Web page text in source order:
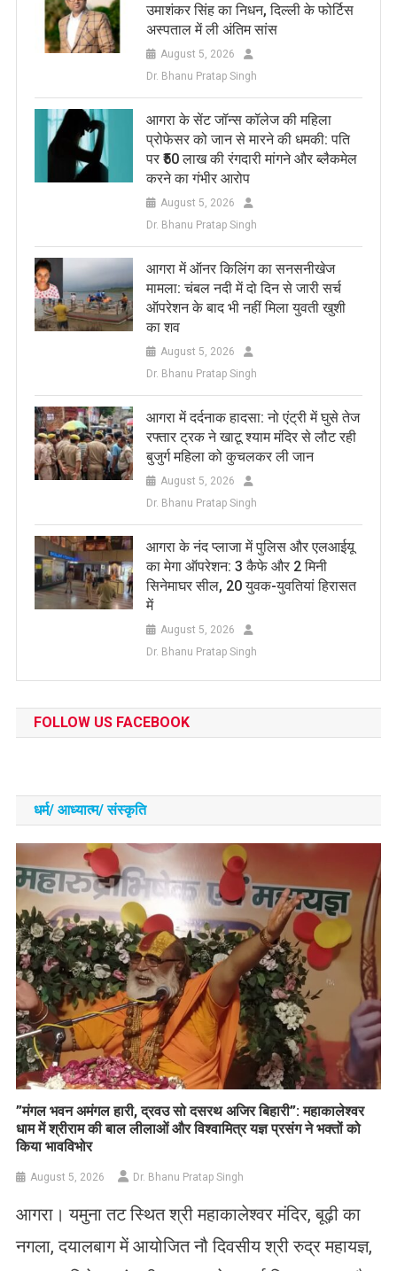
उमाशंकर सिंह का निधन, दिल्ली के फोर्टिस
अस्पताल में ली अंतिम सांस
August 5, 2026
Dr. Bhanu Pratap Singh
आगरा के सेंट जॉन्स कॉलेज की महिला
प्रोफेसर को जान से मारने की धमकी: पति
पर ₹50 लाख की रंगदारी मांगने और ब्लैकमेल
करने का गंभीर आरोप
August 5, 2026
Dr. Bhanu Pratap Singh
आगरा में ऑनर किलिंग का सनसनीखेज
मामला: चंबल नदी में दो दिन से जारी सर्च
ऑपरेशन के बाद भी नहीं मिला युवती खुशी
का शव
August 5, 2026
Dr. Bhanu Pratap Singh
आगरा में दर्दनाक हादसा: नो एंट्री में घुसे तेज
रफ्तार ट्रक ने खाटू श्याम मंदिर से लौट रही
बुजुर्ग महिला को कुचलकर ली जान
August 5, 2026
Dr. Bhanu Pratap Singh
आगरा के नंद प्लाजा में पुलिस और एलआईयू
का मेगा ऑपरेशन: 3 कैफे और 2 मिनी
सिनेमाघर सील, 20 युवक-युवतियां हिरासत
में
August 5, 2026
Dr. Bhanu Pratap Singh
FOLLOW US FACEBOOK
धर्म/ आध्‍यात्‍म/ संस्‍कृति
​”मंगल भवन अमंगल हारी, द्रवउ सो दसरथ अजिर बिहारी”: महाकालेश्वर
धाम में श्रीराम की बाल लीलाओं और विश्वामित्र यज्ञ प्रसंग ने भक्तों को
किया भावविभोर
August 5, 2026 Dr. Bhanu Pratap Singh
आगरा। यमुना तट स्थित श्री महाकालेश्वर मंदिर, बूढ़ी का
नगला, दयालबाग में आयोजित नौ दिवसीय श्री रुद्र महायज्ञ,